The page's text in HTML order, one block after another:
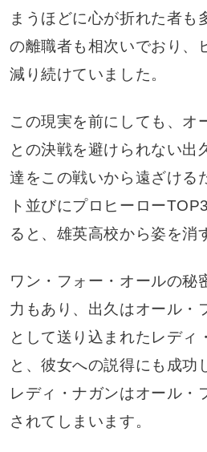
まうほどに心が折れた者も
の離職者も相次いでおり、
減り続けていました。
この現実を前にしても、オ
との決戦を避けられない出
達をこの戦いから遠ざける
ト並びにプロヒーロー
ると、雄英高校から姿を消
ワン・フォー・オールの秘
力もあり、出久はオール・
として送り込まれたレディ
と、彼女への説得にも成功
レディ・ナガンはオール・
されてしまいます。